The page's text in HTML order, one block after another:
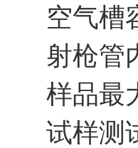
空气槽
射枪管
样品最
试样测